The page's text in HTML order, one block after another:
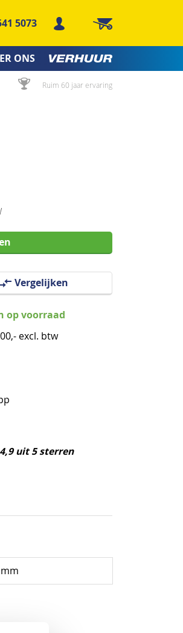
5073 Winkelwagen
ONS
Ruim 60 jaar ervaring
Vergelijken
op voorraad
excl. btw
4,9 uit 5 sterren